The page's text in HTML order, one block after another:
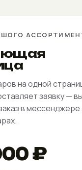
на одной
заявку — вы
в
₽